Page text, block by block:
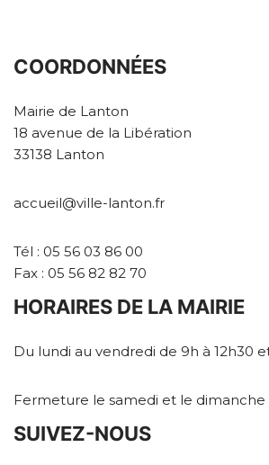
COORDONNÉES
Mairie de Lanton
18 avenue de la Libération
33138 Lanton
accueil@ville-lanton.fr
Tél : 05 56 03 86 00
Fax : 05 56 82 82 70
HORAIRES DE LA MAIRIE
Du lundi au vendredi de 9h à 12h30
Fermeture le samedi et le dimanche
SUIVEZ-NOUS